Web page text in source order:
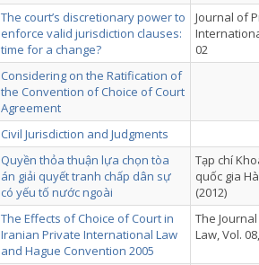
The court’s discretionary power to
enforce valid jurisdiction clauses:
time for a change?
Journal of
02
Considering on the Ratification of
the Convention of Choice of Court
Agreement
Civil Jurisdiction and Judgments
Quyền thỏa thuận lựa chọn tòa
án giải quyết tranh chấp dân sự
có yếu tố nước ngoài
Tạp chí
quốc gia
(2012)
The Effects of Choice of Court in
Iranian Private International Law
and Hague Convention 2005
The
Law, Vol.